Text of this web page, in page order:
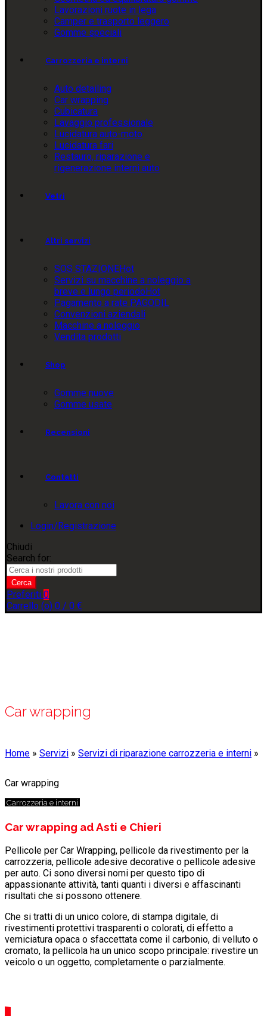
Lavorazioni ruote in lega
Camper e trasporto leggero
Gomme speciali
Carrozzeria e interni
Auto detailing
Car wrapping
Cubicatura
Lavaggio professionale
Lucidatura auto-moto
Lucidatura fari
Restauro, riparazione e
rigenerazione interni auto
Vetri
Altri servizi
SOS STAZIONEHot
Servizi su macchine a noleggio a
breve e lungo periodoHot
Pagamento a rate PAGODIL
Convenzioni aziendali
Macchine a noleggio
Vendita prodotti
Shop
Gomme nuove
Gomme usate
Recensioni
Contatti
Lavora con noi
Login/Registrazione
Chiudi
Search for:
Cerca
Preferiti 0
Carrello (o) 0 / 0 €
Car wrapping
Home » Servizi » Servizi di riparazione carrozzeria e interni »
Car wrapping
Carrozzeria e interni
Car wrapping ad Asti e Chieri
Pellicole per Car Wrapping, pellicole da rivestimento per la
carrozzeria, pellicole adesive decorative o pellicole adesive
per auto. Ci sono diversi nomi per questo tipo di
appassionante attività, tanti quanti i diversi e affascinanti
risultati che si possono ottenere.
Che si tratti di un unico colore, di stampa digitale, di
rivestimenti protettivi trasparenti o colorati, di effetto a
verniciatura opaca o sfaccettata come il carbonio, di velluto o
cromato, la pellicola ha un unico scopo principale: rivestire un
veicolo o un oggetto, completamente o parzialmente.